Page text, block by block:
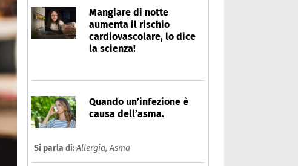
Mangiare di notte
aumenta il rischio
cardiovascolare, lo dice
la scienza!
Quando un’infezione è
causa dell’asma.
Si parla di:Allergia,Asma